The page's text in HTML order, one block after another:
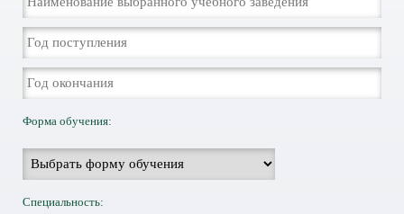
Форма обучения:
Специальность: